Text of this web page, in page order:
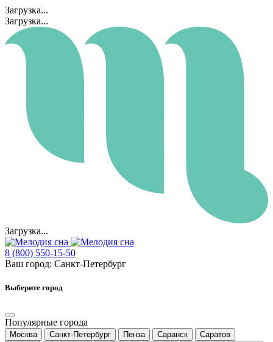
Загрузка...
Загрузка...
Загрузка...
8 (800) 550-15-50
Ваш город: Санкт-Петербург
Выберите город
Популярные города
Москва Санкт-Петербург Пенза Саранск
Саратов